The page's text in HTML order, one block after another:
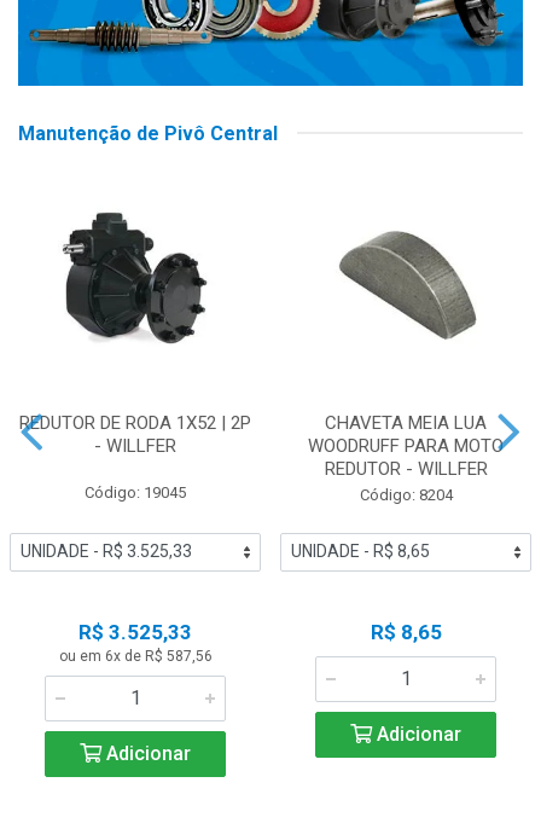
Manutenção de Pivô Central
REDUTOR DE RODA 1X52 | 2P
- WILLFER
Código: 19045
R$ 3.525,33
ou em 6x de R$ 587,56
Adicionar
CHAVETA MEIA LUA
WOODRUFF PARA MOTO
REDUTOR - WILLFER
Código: 8204
R$ 8,65
Adicionar